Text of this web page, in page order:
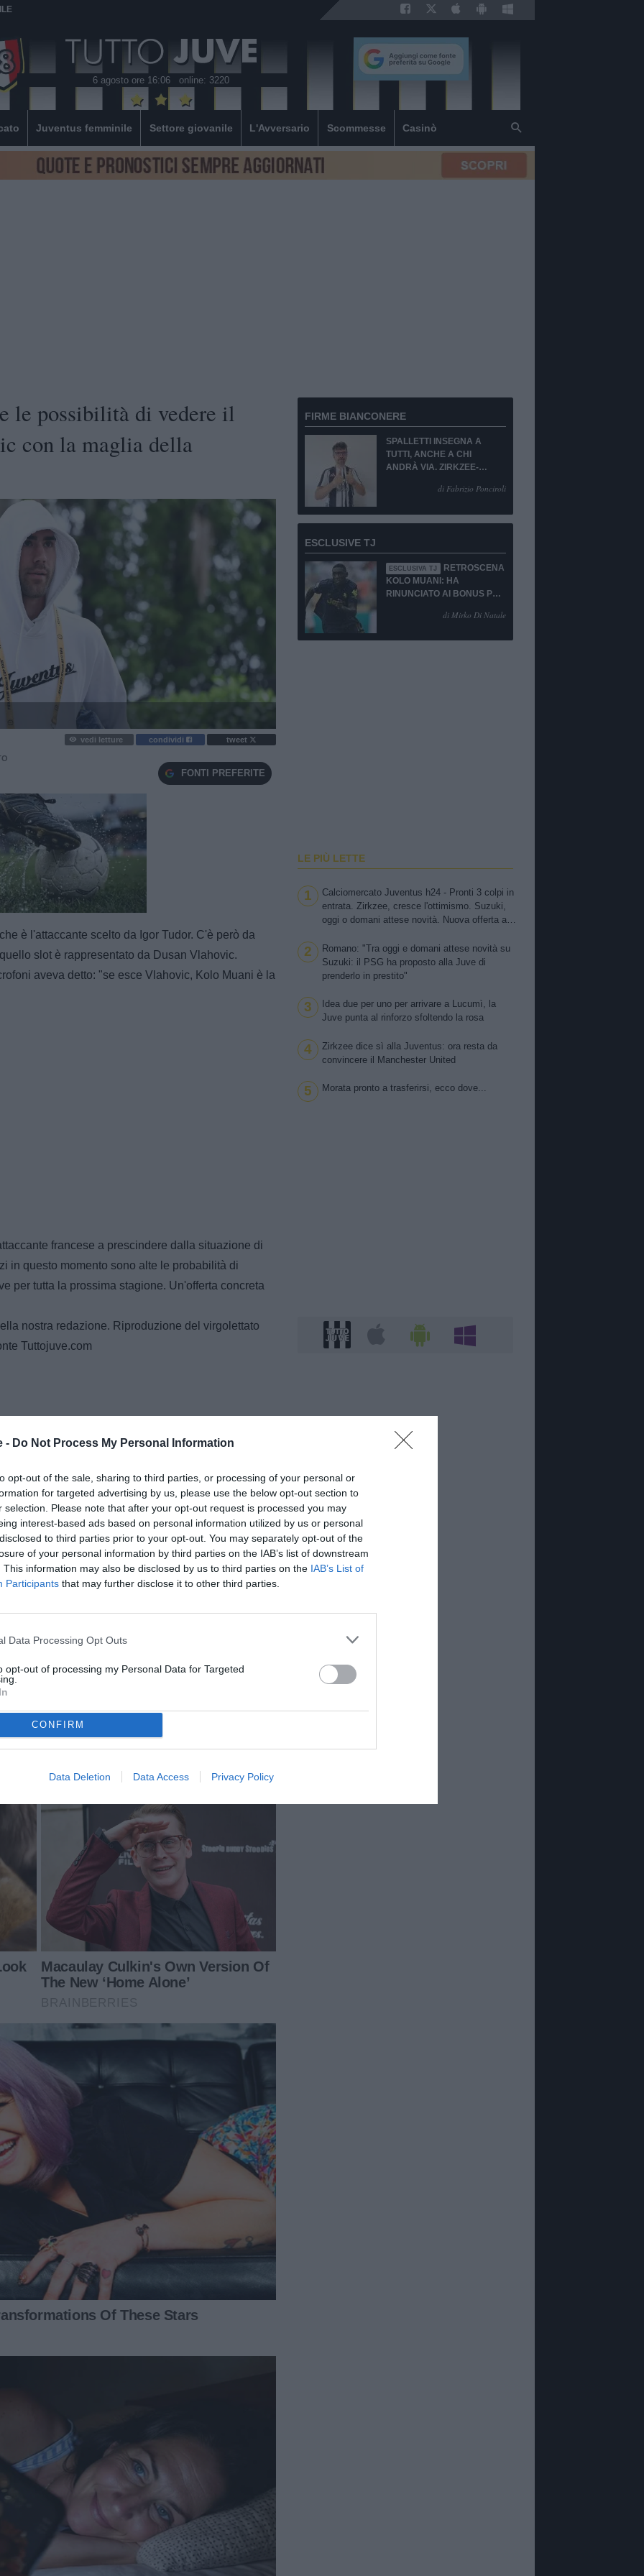
- Do Not Process My Personal Information
opt-out of the sale, sharing to third parties, or processing of your personal or
for targeted advertising by us, please use the below opt-out section to
selection. Please note that after your opt-out request is processed you may
interest-based ads based on personal information utilized by us or personal
to third parties prior to your opt-out. You may separately opt-out of the
of your personal information by third parties on the IAB’s list of downstream
This information may also be disclosed by us to third parties on the IAB’s List of
Participants that may further disclose it to other third parties.
Data Processing Opt Outs
opt-out of processing my Personal Data for Targeted
CONFIRM
Data Deletion Data Access Privacy Policy
6 agosto ore 16:06 online: 3220
Juventus femminile Settore giovanile L'Avversario Scommesse Casinò
le possibilità di vedere il
con la maglia della
vedi letture condividi tweet
FONTI PREFERITE
Loaded
100.00%
è l'attaccante scelto da Igor Tudor. C'è però da
slot è rappresentato da Dusan Vlahovic.
aveva detto: "se esce Vlahovic, Kolo Muani è la
francese a prescindere dalla situazione di
in questo momento sono alte le probabilità di
per tutta la prossima stagione. Un'offerta concreta
nostra redazione. Riproduzione del virgolettato
Tuttojuve.com
dedicati al mondo bianconero.
FIRME BIANCONERE
SPALLETTI INSEGNA A
TUTTI, ANCHE A CHI
ANDRÀ VIA. ZIRKZEE-
di Fabrizio Ponciroli
ESCLUSIVE TJ
ESCLUSIVA TJ
RETROSCENA
KOLO MUANI: HA
RINUNCIATO AI BONUS PUR
di Mirko Di Natale
LE PIÙ LETTE
1
Calciomercato Juventus h24 - Pronti 3 colpi in
entrata. Zirkzee, cresce l'ottimismo. Suzuki,
oggi o domani attese novità. Nuova offerta a
pista fredda. Balerdi resta nei radar. David in
bilico
2
Romano: "Tra oggi e domani attese novità su
Suzuki: il PSG ha proposto alla Juve di
prenderlo in prestito"
3
Idea due per uno per arrivare a Lucumì, la
Juve punta al rinforzo sfoltendo la rosa
4
Zirkzee dice sì alla Juventus: ora resta da
convincere il Manchester United
5 Morata pronto a trasferirsi, ecco dove...